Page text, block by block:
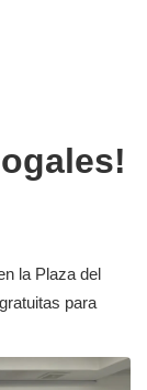
la Plaza del
para